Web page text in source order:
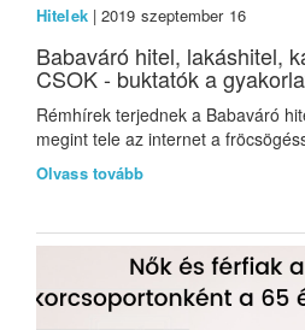
Hitelek| 2019 szeptember 16
Babaváró hitel, lakáshitel,
CSOK - buktatók a
Rémhírek terjednek a Babaváró
megint tele az internet a
Olvass tovább